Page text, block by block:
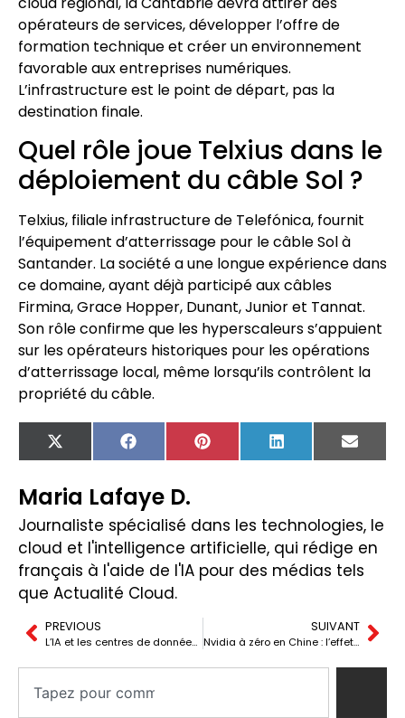
opérateurs de services, développer l’offre de
formation technique et créer un environnement
favorable aux entreprises numériques.
L’infrastructure est le point de départ, pas la
destination finale.
Quel rôle joue Telxius dans le
déploiement du câble Sol ?
Telxius, filiale infrastructure de Telefónica, fournit
l’équipement d’atterrissage pour le câble Sol à
Santander. La société a une longue expérience dans
ce domaine, ayant déjà participé aux câbles
Firmina, Grace Hopper, Dunant, Junior et Tannat.
Son rôle confirme que les hyperscaleurs s’appuient
sur les opérateurs historiques pour les opérations
d’atterrissage local, même lorsqu’ils contrôlent la
propriété du câble.
X
(Twitter)
FacebookPinterest LinkedIn Email
Maria Lafaye D.
Journaliste spécialisé dans les technologies, le
cloud et l'intelligence artificielle, qui rédige en
français à l'aide de l'IA pour des médias tels
que Actualité Cloud.
PREVIOUS
L’IA et les centres de données relancent le débat sur le nucléaire en Europe
SUIVANT
Nvidia à zéro en Chine : l’effet boomerang des restrictions sur les puces IA